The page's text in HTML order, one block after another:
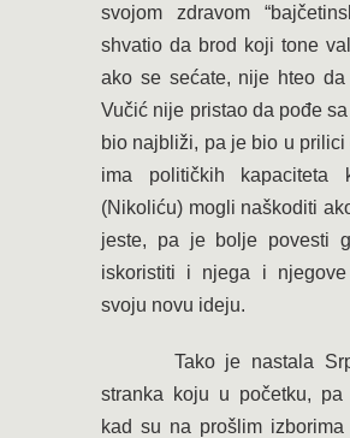
svojom zdravom
shvatio da brod koji tone
ako se sećate, nije hteo
Vučić nije pristao da pođe
bio najbliži, pa je bio u
ima političkih kapaciteta
(Nikoliću) mogli naškoditi
jeste, pa je bolje povesti
iskoristiti i njega i
svoju novu ideju.
Tako je nastala
stranka koju u početku,
kad su na prošlim